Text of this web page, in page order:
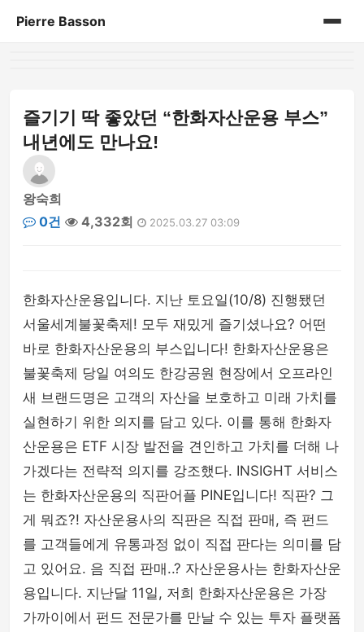
Pierre Basson
즐기기 딱 좋았던 “한화자산운용 부스”
내년에도 만나요!
왕숙희
0건
4,332회 2025.03.27 03:09
한화자산운용입니다. 지난 토요일(10/8) 진행됐던
서울세계불꽃축제! 모두 재밌게 즐기셨나요? 어떤
바로 한화자산운용의 부스입니다! 한화자산운용은
불꽃축제 당일 여의도 한강공원 현장에서 오프라인
새 브랜드명은 고객의 자산을 보호하고 미래 가치를
실현하기 위한 의지를 담고 있다. 이를 통해 한화자
산운용은 ETF 시장 발전을 견인하고 가치를 더해 나
가겠다는 전략적 의지를 강조했다. INSIGHT 서비스
는 한화자산운용의 직판어플 PINE입니다! 직판? 그
게 뭐죠?! 자산운용사의 직판은 직접 판매, 즉 펀드
를 고객들에게 유통과정 없이 직접 판다는 의미를 담
고 있어요. 음 직접 판매..? 자산운용사는 한화자산운
용입니다. 지난달 11일, 저희 한화자산운용은 가장
가까이에서 펀드 전문가를 만날 수 있는 투자 플랫폼